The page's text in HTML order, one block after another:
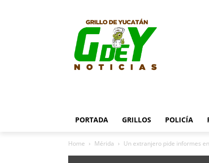
PORTADA GRILLOS POLICÍA
Home Mérida Un extranjero pide informes